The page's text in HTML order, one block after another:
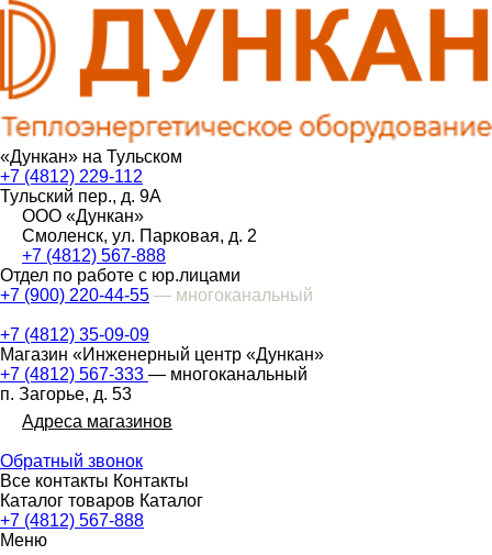
«Дункан» на Тульском
+7 (4812) 229-112
Тульский пер., д. 9А
ООО «Дункан»
Смоленск, ул. Парковая, д. 2
+7 (4812) 567-888
Отдел по работе с юр.лицами
+7 (900) 220-44-55 — многоканальный
+7 (4812) 35-09-09
Магазин «Инженерный центр «Дункан»
+7 (4812) 567-333 — многоканальный
п. Загорье, д. 53
Адреса магазинов
Обратный звонок
Все контакты Контакты
Каталог товаров Каталог
+7 (4812) 567-888
Меню